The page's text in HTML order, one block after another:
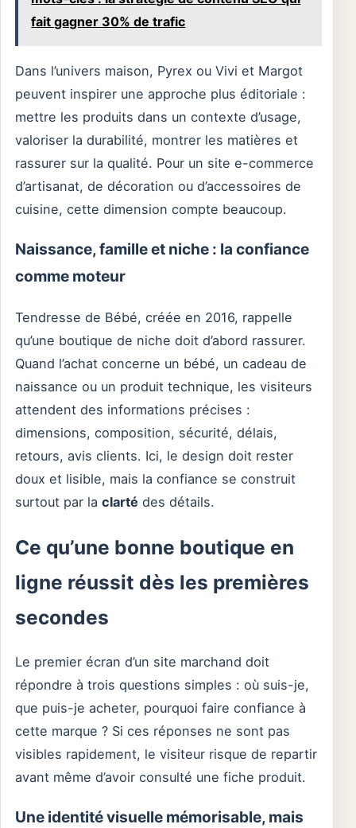
fait gagner 30% de trafic
Dans l’univers maison, Pyrex ou Vivi et Margot
peuvent inspirer une approche plus éditoriale :
mettre les produits dans un contexte d’usage,
valoriser la durabilité, montrer les matières et
rassurer sur la qualité. Pour un site e-commerce
d’artisanat, de décoration ou d’accessoires de
cuisine, cette dimension compte beaucoup.
Naissance, famille et niche : la confiance
comme moteur
Tendresse de Bébé, créée en 2016, rappelle
qu’une boutique de niche doit d’abord rassurer.
Quand l’achat concerne un bébé, un cadeau de
naissance ou un produit technique, les visiteurs
attendent des informations précises :
dimensions, composition, sécurité, délais,
retours, avis clients. Ici, le design doit rester
doux et lisible, mais la confiance se construit
surtout par la clarté des détails.
Ce qu’une bonne boutique en
ligne réussit dès les premières
secondes
Le premier écran d’un site marchand doit
répondre à trois questions simples : où suis-je,
que puis-je acheter, pourquoi faire confiance à
cette marque ? Si ces réponses ne sont pas
visibles rapidement, le visiteur risque de repartir
avant même d’avoir consulté une fiche produit.
Une identité visuelle mémorisable, mais